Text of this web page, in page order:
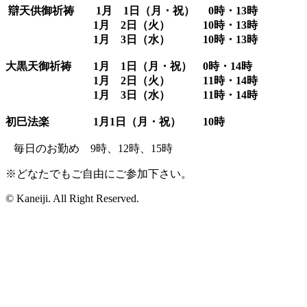
辯天供御祈祷 1月 1日（月・祝） 0時・13時
1月 2日（火） 10時・13時
1月 3日（水） 10時・13時
大黒天御祈祷 1月 1日（月・祝） 0時・14時
1月 2日（火） 11時・14時
1月 3日（水） 11時・14時
初巳法楽 1月1 日（月・祝） 10時
毎日のお勤め 9時、12時、15時
※どなたでもご自由にご参加下さい。
© Kaneiji. All Right Reserved.